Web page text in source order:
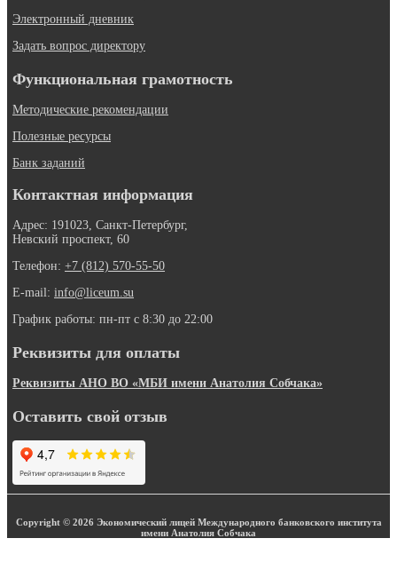
Электронный дневник
Задать вопрос директору
Функциональная грамотность
Методические рекомендации
Полезные ресурсы
Банк заданий
Контактная информация
Адрес: 191023, Санкт-Петербург,
Невский проспект, 60
Телефон: +7 (812) 570-55-50
E-mail: info@liceum.su
График работы: пн-пт с 8:30 до 22:00
Реквизиты для оплаты
Реквизиты АНО ВО «МБИ имени Анатолия Собчака»
Оставить свой отзыв
Copyright © 2026 Экономический лицей Международного банковского института
имени Анатолия Собчака